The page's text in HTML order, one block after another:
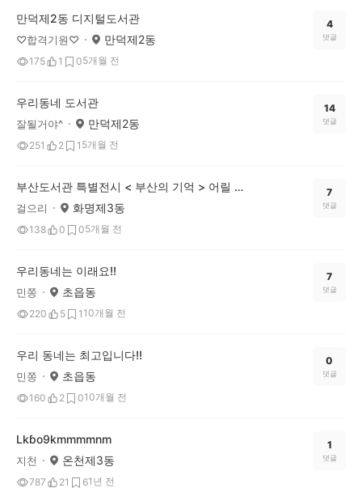
만덕제2동 디지털도서관
♡합격기원♡ 만덕제2동
175 1 05개월 전
4
댓글
우리동네 도서관
잘될거야^ 만덕제2동
251 2 1 5개월 전
14
댓글
부산도서관 특별전시 < 부산의 기억 > 어릴 때 기억이 새록새록^^
걸으리 화명제3동
138 0 05개월 전
7
댓글
우리동네는 이래요!!
민쫑 초읍동
220 5 1 10개월 전
7
댓글
우리 동네는 최고입니다!!
민쫑 초읍동
160 2 010개월 전
0
댓글
Lkɓo9kmmmmnm
지천 온천제3동
787 21 61년 전
1
댓글